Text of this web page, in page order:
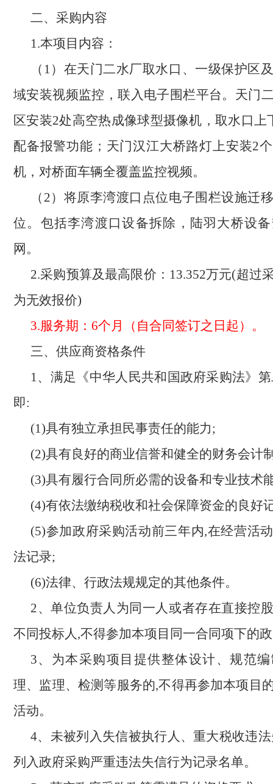
二、采购内容
1.本项目内容：
（ 1） 在天门二水厂取水口、一级保护区
域安装视频监控，联入电子围栏平台。 天门
区安装2处高空热成像球型摄像机，取水口上
配备报警功能；天门汉江大桥路灯上安装2
机，对桥面车辆全覆盖监控视频。
（ 2）将原李湾渡口点位电子围栏设施迁
位。包括李湾渡口设备拆除，陆羽大桥设
网。
2.采购预算及最高限价：13.352万元(超过
为无效报价)
3.服务期： 6个月
（自合同签订之日起）。
三、供应商资格条件
1、满足《中华人民共和国政府采购法》
即:
(1)具有独立承担民事责任的能力;
(2)具有良好的商业信誉和健全的财务会计
(3)具有履行合同所必需的设备和专业技术
(4)有依法缴纳税收和社会保障资金的良好
(5)参加政府采购活动前三年内,在经营活
法记录;
(6)法律、行政法规规定的其他条件。
2、单位负责人为同一人或者存在直接控
不同投标人,不得参加本项目同一合同项下的
3、为本采购项目提供整体设计、规范
理、监理、检测等服务的,不得再参加本项目
活动。
4、未被列入失信被执行人、重大税收违
列入政府采购严重违法失信行为记录名单。